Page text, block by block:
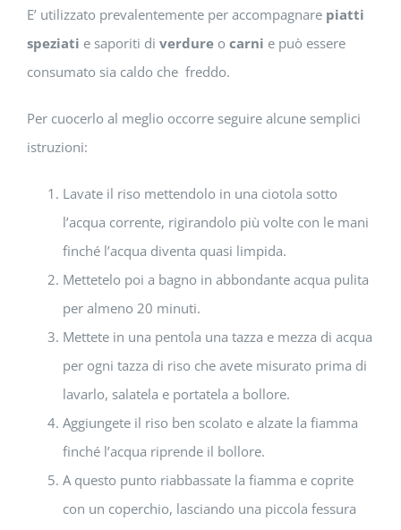
E’ utilizzato prevalentemente per accompagnare piatti
speziati e saporiti di verdureo carni e può essere
consumato sia caldo che freddo.
Per cuocerlo al meglio occorre seguire alcune semplici
istruzioni:
Lavate il riso mettendolo in una ciotola sotto
l’acqua corrente, rigirandolo più volte con le mani
finché l’acqua diventa quasi limpida.
Mettetelo poi a bagno in abbondante acqua pulita
per almeno 20 minuti.
Mettete in una pentola una tazza e mezza di acqua
per ogni tazza di riso che avete misurato prima di
lavarlo, salatela e portatela a bollore.
Aggiungete il riso ben scolato e alzate la fiamma
finché l’acqua riprende il bollore.
A questo punto riabbassate la fiamma e coprite
con un coperchio, lasciando una piccola fessura